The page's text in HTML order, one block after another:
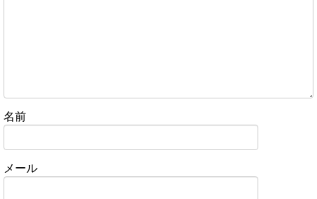
名前
メール